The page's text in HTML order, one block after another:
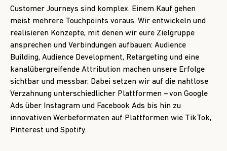
Customer Journeys sind komplex. Einem Kauf gehen
meist mehrere Touchpoints voraus. Wir entwickeln und
realisieren Konzepte, mit denen wir eure Zielgruppe
ansprechen und Verbindungen aufbauen: Audience
Building, Audience Development, Retargeting und eine
kanalübergreifende Attribution machen unsere Erfolge
sichtbar und messbar. Dabei setzen wir auf die nahtlose
Verzahnung unterschiedlicher Plattformen – von Google
Ads über Instagram und Facebook Ads bis hin zu
innovativen Werbeformaten auf Plattformen wie TikTok,
Pinterest und Spotify.